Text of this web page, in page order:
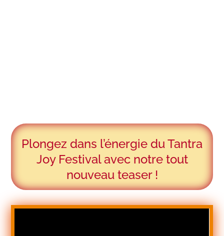
Plongez dans l’énergie du Tantra
Joy Festival avec notre tout
nouveau teaser !